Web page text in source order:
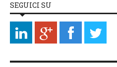
SEGUICI SU